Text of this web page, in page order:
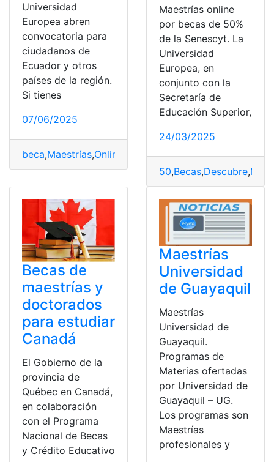
Universidad
Europea abren
convocatoria para
ciudadanos de
Ecuador y otros
países de la región.
Si tienes
07/06/2025
beca,Maestrías,Online postular
Maestrías online
por becas de 50%
de la Senescyt. La
Universidad
Europea, en
conjunto con la
Secretaría de
Educación Superior,
24/03/2025
50,Becas,Descubre,
Becas de
maestrías y
doctorados
para estudiar
Canadá
El Gobierno de la
provincia de
Québec en Canadá,
en colaboración
con el Programa
Nacional de Becas
y Crédito Educativo
Maestrías
Universidad
de Guayaquil
Maestrías
Universidad de
Guayaquil.
Programas de
Materias ofertadas
por Universidad de
Guayaquil – UG.
Los programas son
Maestrías
profesionales y